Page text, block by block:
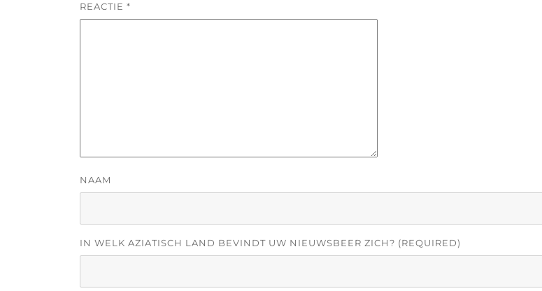
REACTIE *
NAAM
IN WELK AZIATISCH LAND BEVINDT UW NIEUWSBEER ZICH? (REQUIRED)